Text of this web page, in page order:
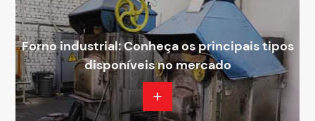
Forno industrial: Conheça os principais tipos
disponíveis no mercado